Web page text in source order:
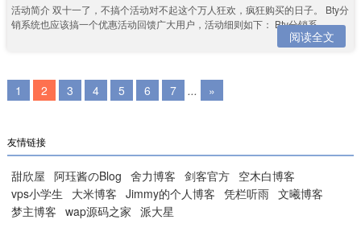
活动简介 双十一了，不搞个活动对不起这个万人狂欢，疯狂购买的日子。 Bty分
销系统也应该搞一个优惠活动回馈广大用户，活动细则如下： Bty分销系...
阅读全文
1 2 3 4 5 6 7 ... »
友情链接
甜欣屋 阿珏酱のBlog 舍力博客 剑客官方
空木白博客
vps小学生
大米博客 Jimmy的个人博客 凭栏听雨 文曦博客
梦主博客 wap源码之家 派大星